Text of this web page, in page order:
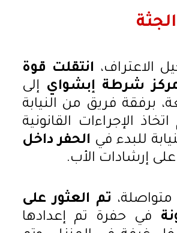
الاعتراف، انتقلت قوة
شرطة إبشواي إلى
برفقة فريق من النيابة
الإجراءات القانونية
للبدء في الحفر داخل
على إرشادات الأب.
تم العثور على
في حفرة تم إعدادها